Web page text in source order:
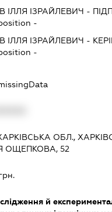
ІЛЛЯ ІЗРАЙЛЕВИЧ -
-
ІЛЛЯ ІЗРАЙЛЕВИЧ -
-
ОБЛ.,
ОЩЕПКОВА, 52
й